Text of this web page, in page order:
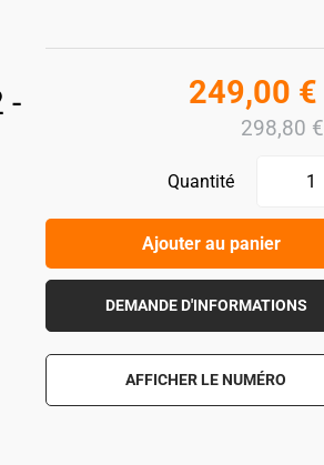
-
249,00 €
298,80 €
Quantité
Ajouter au panier
DEMANDE D'INFORMATIONS
AFFICHER LE NUMÉRO